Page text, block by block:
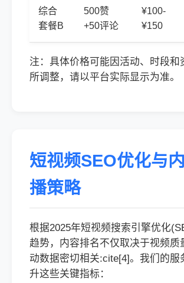
综合
套餐B
500赞
+50评论
¥100-
¥150
注：具体价格可能因活动、时段和
所调整，请以平台实际显示为准。
短视频SEO优化与
播策略
根据2025年短视频搜索引擎优化
趋势，内容排名不仅取决于视频质
动数据密切相关:cite[4]。我们的服
升这些关键指标：